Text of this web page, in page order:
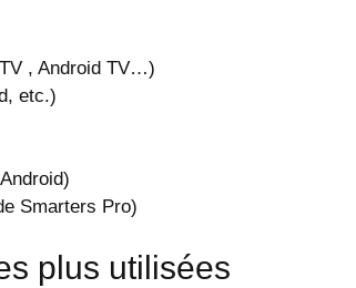
, Android TV…)
etc.)
Smarters Pro)
plus utilisées